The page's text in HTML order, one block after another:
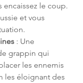
encaissez le coup.
et vous
: Une
grappin qui
les ennemis
les éloignant des